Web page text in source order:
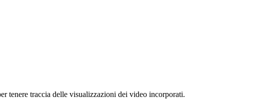
tenere traccia delle visualizzazioni dei video incorporati.